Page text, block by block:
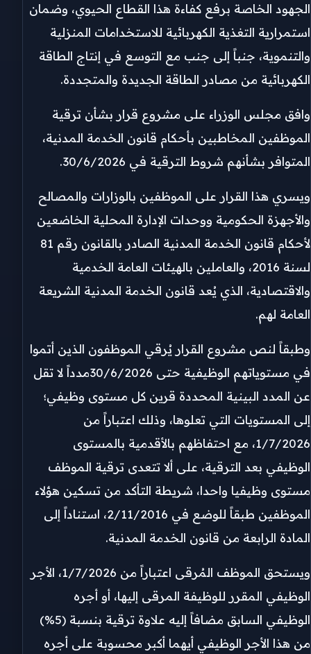
الجهود الخاصة برفع كفاءة هذا القطاع الحيوي، وضمان
استمرارية التغذية الكهربائية للاستخدامات المنزلية
والتنموية، جنباً إلى جنب مع التوسع في إنتاج الطاقة
الكهربائية من مصادر الطاقة الجديدة والمتجددة.
وافق مجلس الوزراء على مشروع قرار بشأن ترقية
الموظفين المخاطبين بأحكام قانون الخدمة المدنية،
المتوافر بشأنهم شروط الترقية في 30/6/2026.
ويسري هذا القرار على الموظفين بالوزارات والمصالح
والأجهزة الحكومية ووحدات الإدارة المحلية الخاضعين
لأحكام قانون الخدمة المدنية الصادر بالقانون رقم 81
لسنة 2016، والعاملين بالهيئات العامة الخدمية
والاقتصادية، الذي يُعد قانون الخدمة المدنية الشريعة
العامة لهم.
وطبقاً لنص مشروع القرار يُرقي الموظفون الذين أتموا
في مستوياتهم الوظيفية حتى 30/6/2026مدداً لا تقل
عن المدد البينية المحددة قرين كل مستوى وظيفي؛
إلى المستويات التي تعلوها، وذلك اعتباراً من
1/7/2026، مع احتفاظهم بالأقدمية بالمستوى
الوظيفي بعد الترقية، على ألا تتعدى ترقية الموظف
مستوى وظيفيا واحدا، شريطة التأكد من تسكين هؤلاء
الموظفين طبقاً للوضع في 2/11/2016، استناداً إلى
المادة الرابعة من قانون الخدمة المدنية.
ويستحق الموظف المُرقى اعتباراً من 1/7/2026، الأجر
الوظيفي المقرر للوظيفة المرقى إليها، أو أجره
الوظيفي السابق مضافاً إليه علاوة ترقية بنسبة (5%)
من هذا الأجر الوظيفي أيهما أكبر محسوبة على أجره